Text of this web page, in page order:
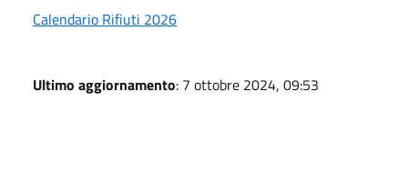
Calendario Rifiuti 2026
Ultimo aggiornamento: 7 ottobre 2024, 09:53